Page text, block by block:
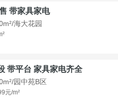
带家具家电
海大花园
带平台 家具家电齐全
园中苑B区
元/m²